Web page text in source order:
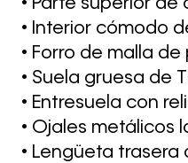
• Parte superior de
• Interior cómodo
• Forro de malla
• Suela gruesa de
• Entresuela con
• Ojales metálicos
• Lengüeta